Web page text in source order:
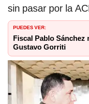
sin pasar por la
PUEDES VER:
Fiscal Pablo Sánchez
Gustavo Gorriti